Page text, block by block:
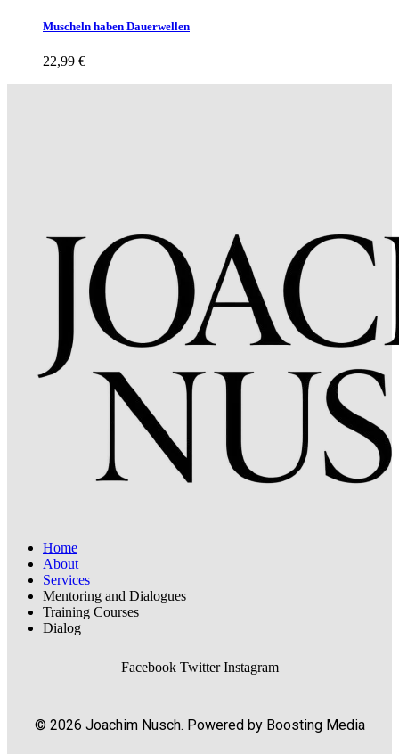
Muscheln haben Dauerwellen
22,99 €
Home
About
Services
Mentoring and Dialogues
Training Courses
Dialog
Facebook Twitter Instagram
© 2026 Joachim Nusch. Powered by Boosting Media